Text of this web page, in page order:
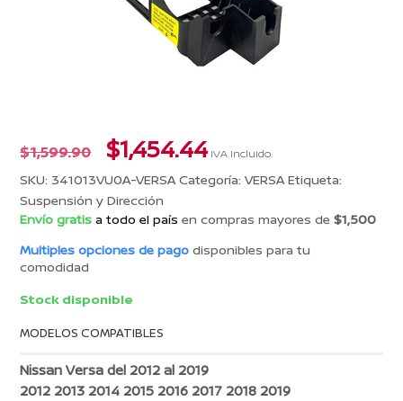
$1,599.90 El
precio
original
era:
$1,599.90.
$1,454.44El
precio
actual
es:
$1,454.44.
IVA incluido.
SKU: 341013VU0A-VERSA Categoría:VERSA Etiqueta:
Suspensión y Dirección
Envío gratis a todo el paísen compras mayores de$1,500
Multiples opciones de pagodisponibles para tu
comodidad
Stock disponible
MODELOS COMPATIBLES
Nissan Versa del 2012 al 2019
2012 2013 2014 2015 2016 2017 2018 2019